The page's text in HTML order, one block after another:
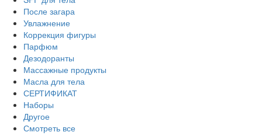
После загара
Увлажнение
Коррекция фигуры
Парфюм
Дезодоранты
Массажные продукты
Масла для тела
СЕРТИФИКАТ
Наборы
Другое
Смотреть все